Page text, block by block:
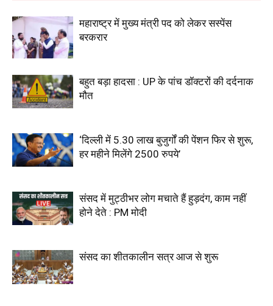
महाराष्ट्र में मुख्य मंत्री पद को लेकर सस्पेंस
बरकरार
बहुत बड़ा हादसा : UP के पांच डॉक्टरों की दर्दनाक
मौत
‘दिल्ली में 5.30 लाख बुजुर्गों की पेंशन फिर से शुरू,
हर महीने मिलेंगे 2500 रुपये’
संसद में मुट्ठीभर लोग मचाते हैं हुड़दंग, काम नहीं
होने देते : PM मोदी
संसद का शीतकालीन सत्र आज से शुरू